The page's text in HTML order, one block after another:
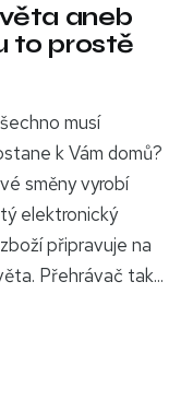
aneb
to prostě
musí
k Vám domů?
směny vyrobí
elektronický
připravuje na
Přehrávač tak...